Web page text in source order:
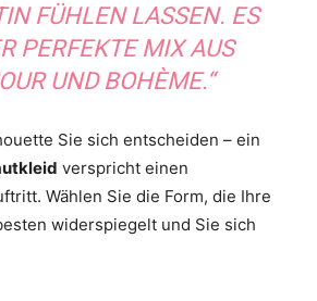
FÜHLEN LASSEN. ES
PERFEKTE MIX AUS
UND BOHÈME.“
Sie sich entscheiden – ein
verspricht einen
Wählen Sie die Form, die Ihre
widerspiegelt und Sie sich